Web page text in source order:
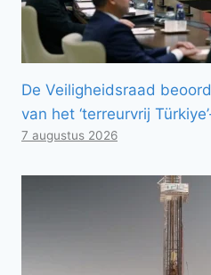
De Veiligheidsraad
van het ‘terreurvrij
7 augustus 2026